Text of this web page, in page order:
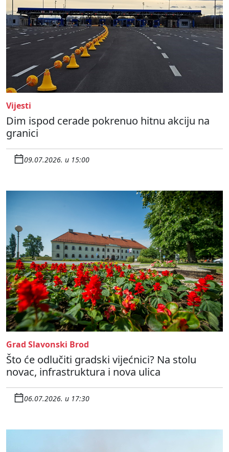
Vijesti
Dim ispod cerade pokrenuo hitnu akciju na
granici
09.07.2026. u 15:00
Grad Slavonski Brod
Što će odlučiti gradski vijećnici? Na stolu
novac, infrastruktura i nova ulica
06.07.2026. u 17:30